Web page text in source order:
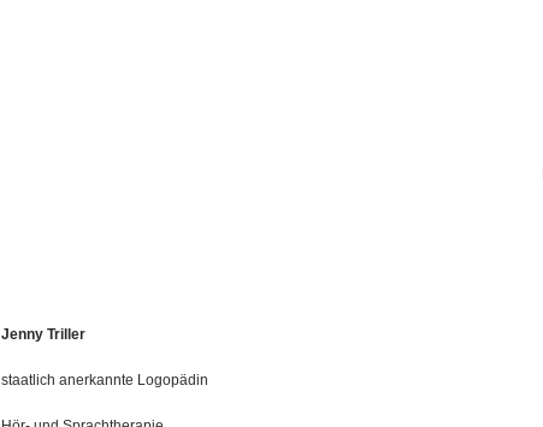
Jenny Triller
staatlich anerkannte Logopädin